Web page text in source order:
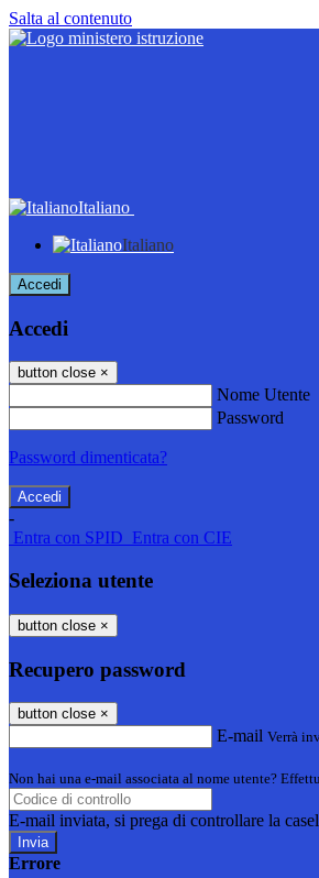
Salta al contenuto
Italiano
Italiano
Accedi
Accedi
button close ×
Nome Utente
Password
Password dimenticata?
-
Entra con SPID Entra con CIE
Seleziona utente
button close ×
Recupero password
button close ×
E-mail Verrà
Non hai una e-mail associata al nome utente?
E-mail inviata, si prega di controllare la
Errore